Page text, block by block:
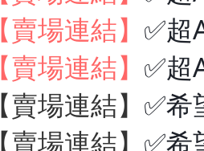
【賣場連結】 ✅
【賣場連結】 ✅超
【賣場連結】 ✅
【賣場連結】 ✅